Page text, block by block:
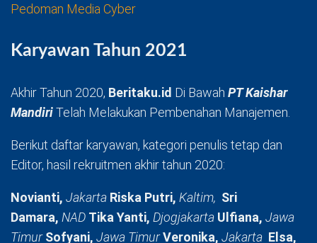
Pedoman Media Cyber
Karyawan Tahun 2021
Akhir Tahun 2020, Beritaku.id Di Bawah PT Kaishar
MandiriTelah Melakukan Pembenahan Manajemen.
Berikut daftar karyawan, kategori penulis tetap dan
Editor, hasil rekruitmen akhir tahun 2020:
Novianti, Jakarta Riska Putri, Kaltim, Sri
Damara, NAD Tika Yanti, Djogjakarta Ulfiana, Jawa
TimurSofyani, Jawa TimurVeronika, Jakarta Elsa,